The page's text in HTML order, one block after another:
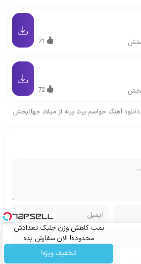
71
72
دانلود آهنگ حواسم پرت پرته از میلاد جهانبخش
بمب کاهش وزن جلبک تعدادش
محدوده! الان سفارش بده
تخفیف ویژه!